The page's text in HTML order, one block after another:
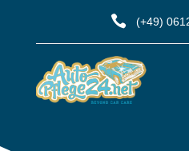
 (+49)